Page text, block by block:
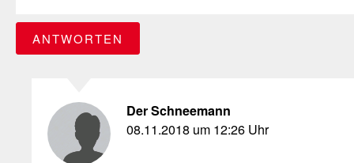
ANTWORTEN
Der Schneemann
08.11.2018 um 12:26 Uhr